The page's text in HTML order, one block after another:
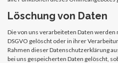
Löschung von Daten
Die von uns verarbeiteten Daten werden
DSGVO gelöscht oder in ihrer
Rahmen dieser Datenschutzerklärung
bei uns gespeicherten Daten gelöscht,